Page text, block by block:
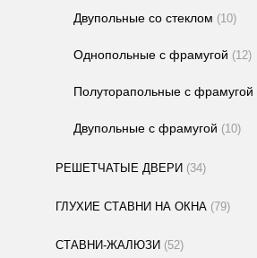
Двупольные со стеклом (10)
Однопольные с фрамугой (12)
Полуторапольные с фрамугой
Двупольные с фрамугой (10)
РЕШЕТЧАТЫЕ ДВЕРИ (34)
ГЛУХИЕ СТАВНИ НА ОКНА (79)
СТАВНИ-ЖАЛЮЗИ (52)